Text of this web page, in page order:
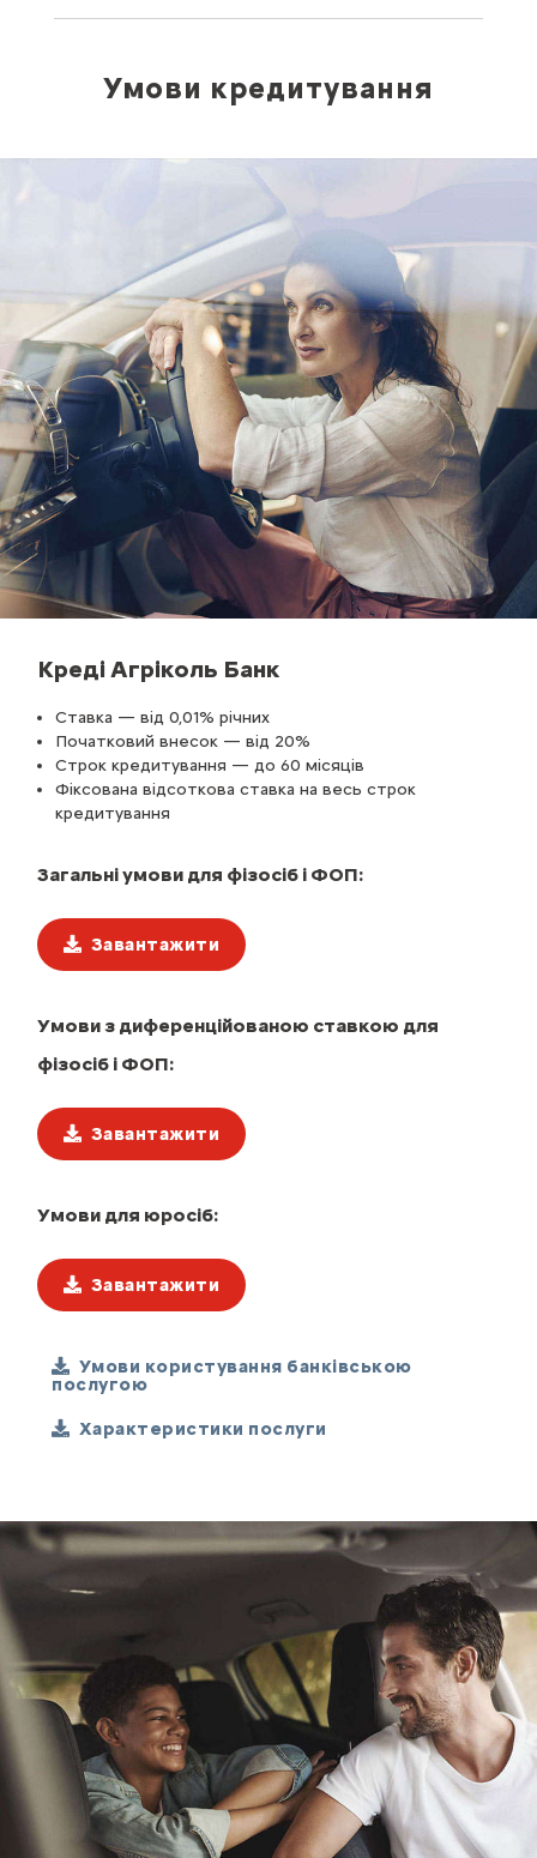
Умови кредитування
Креді Агріколь Банк
Ставка — від 0,01% річних
Початковий внесок — від 20%
Строк кредитування — до 60 місяців
Фіксована відсоткова ставка на весь строк
кредитування
Загальні умови для фізосіб і ФОП:
Завантажити
Умови з диференційованою ставкою для
фізосіб і ФОП:
Завантажити
Умови для юросіб:
Завантажити
Умови користування банківською
послугою
Характеристики послуги